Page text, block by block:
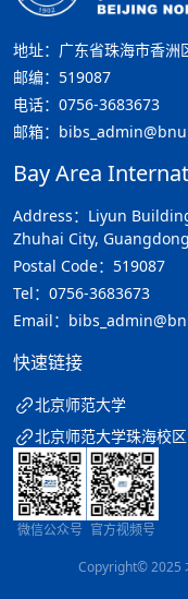
地址：广东省珠海市香洲
邮编：519087
电话：0756-3683673
邮箱：
Bay Area
Address：Liyun
Zhuhai City,
Postal Code：519087
Tel：0756-3683673
Email：
快速链接
北京师范大学
北京师范大学珠海校区
微信公众号 官方视频号
Copyright© 2025